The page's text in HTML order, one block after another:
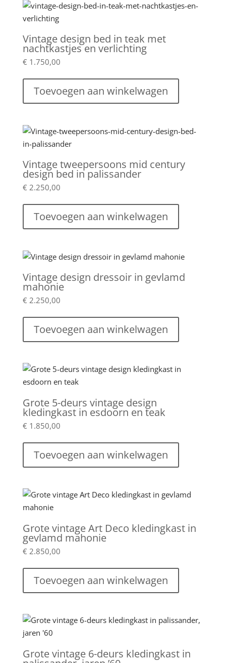
Vintage design bed in teak met
nachtkastjes en verlichting
€ 1.750,00
Toevoegen aan winkelwagen
Vintage tweepersoons mid century
design bed in palissander
€ 2.250,00
Toevoegen aan winkelwagen
Vintage design dressoir in gevlamd
mahonie
€ 2.250,00
Toevoegen aan winkelwagen
Grote 5-deurs vintage design
kledingkast in esdoorn en teak
€ 1.850,00
Toevoegen aan winkelwagen
Grote vintage Art Deco kledingkast in
gevlamd mahonie
€ 2.850,00
Toevoegen aan winkelwagen
Grote vintage 6-deurs kledingkast in